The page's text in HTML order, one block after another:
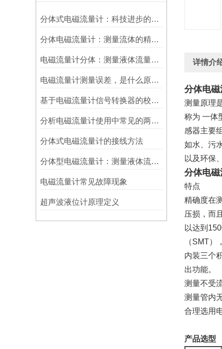
分体式电磁流量计：科技进步的代表
分体电磁流量计：测量流体的精确利器
电磁流量计分体：测量液体流量的重要工具
电磁流量计测量误差，是什么原因造成?
基于电磁流量计信号转换器的校验器设计方法研究
分析电磁流量计使用中常见的两类故障
分体式电磁流量计的接线方法
分体型电磁流量计：测量液体流量的利器
电磁流量计常见故障现象
超声波液位计原理定义
详情介
分体电
测量原理
称为 一体
感器主要
如水、污
以及环保
分体电
特点
精确度在
压损，而
以达到
（SMT
内装三个
出功能。
测量不受
测量管内
合理选用
产品选型